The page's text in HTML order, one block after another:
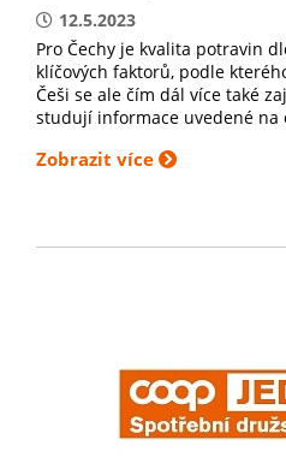
12.5.2023
Pro Čechy je kvalita potravin
klíčových faktorů, podle
Češi se ale čím dál více také
studují informace uvedené na
Zobrazit více